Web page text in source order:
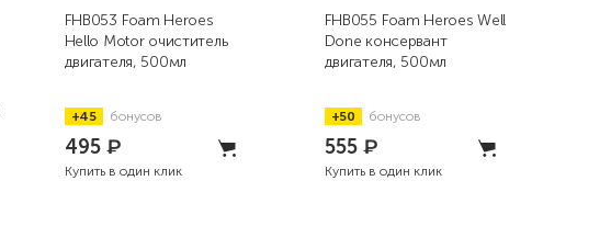
FHB053 Foam Heroes
Hello Motor очиститель
двигателя, 500мл
+45 бонусов
495 ₽
Купить в один клик
FHB055 Foam Heroes Well
Done консервант
двигателя, 500мл
+50 бонусов
555 ₽
Купить в один клик